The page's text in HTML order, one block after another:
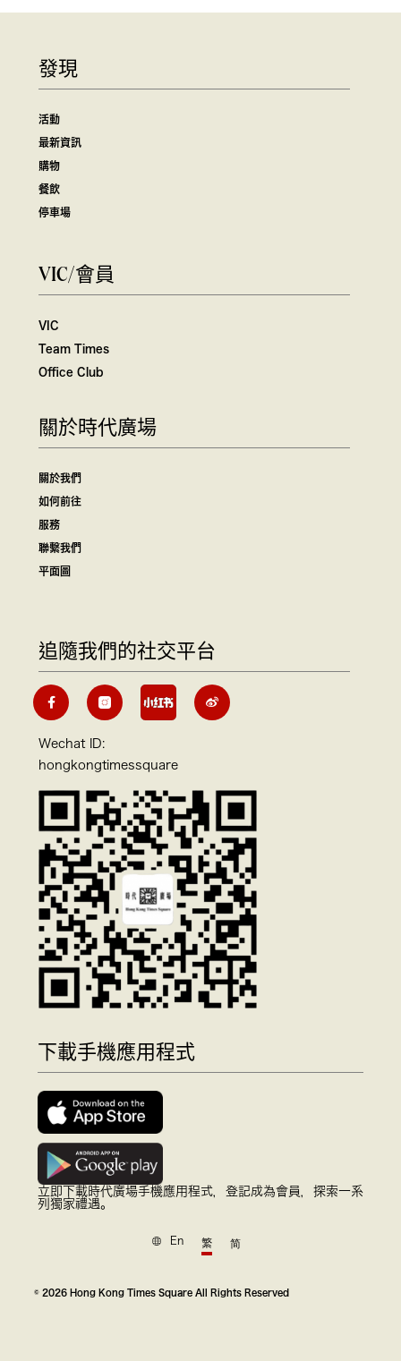
發現
活動
最新資訊
購物
餐飲
停車場
VIC/會員
VIC
Team Times
Office Club
關於時代廣場
關於我們
如何前往
服務
聯繫我們
平面圖
追隨我們的社交平台
Wechat ID:
hongkongtimessquare
下載手機應用程式
立即下載時代廣場手機應用程式，登記成為會員，探索一系
列獨家禮遇。
En 繁 简
© 2026 Hong Kong Times Square All Rights Reserved